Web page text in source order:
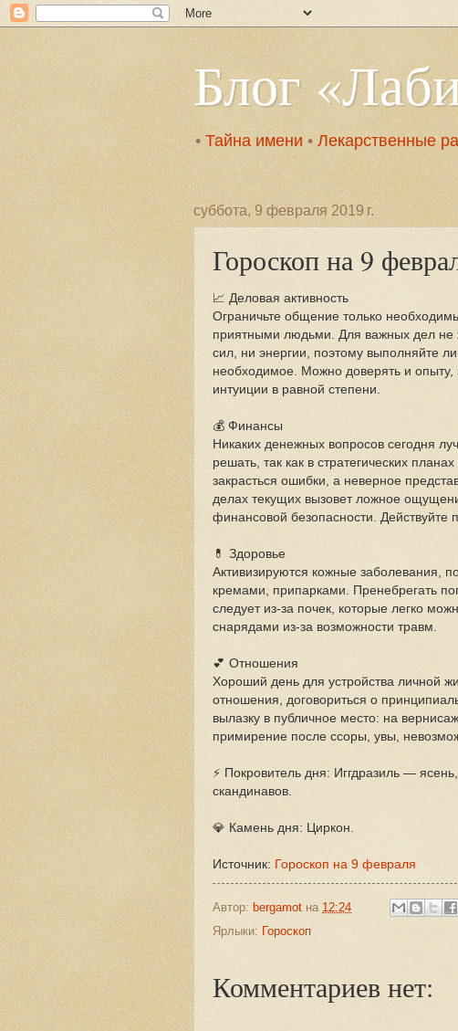
Блог
• Тайна имени • Лекарственные
суббота, 9 февраля 2019 г.
Гороскоп на 9
📈 Деловая активность
Ограничьте общение только
приятными людьми. Для важных дел не
сил, ни энергии, поэтому выполняйте
необходимое. Можно доверять и опыту,
интуиции в равной степени.
💰 Финансы
Никаких денежных вопросов сегодня
решать, так как в стратегических планах
закрасться ошибки, а неверное
делах текущих вызовет ложное
финансовой безопасности. Действуйте
💊 Здоровье
Активизируются кожные заболевания,
кремами, припарками. Пренебрегать
следует из-за почек, которые легко
снарядами из-за возможности травм.
💕 Отношения
Хороший день для устройства личной
отношения, договориться о
вылазку в публичное место: на
примирение после ссоры, увы,
⚡ Покровитель дня: Иггдразиль —
скандинавов.
💎 Камень дня: Циркон.
Источник: Гороскоп на 9 февраля
Автор: bergamot на 12:24
Ярлыки: Гороскоп
Комментариев нет: